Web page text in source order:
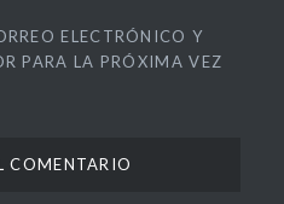
ELECTRÓNICO Y
PARA LA PRÓXIMA VEZ